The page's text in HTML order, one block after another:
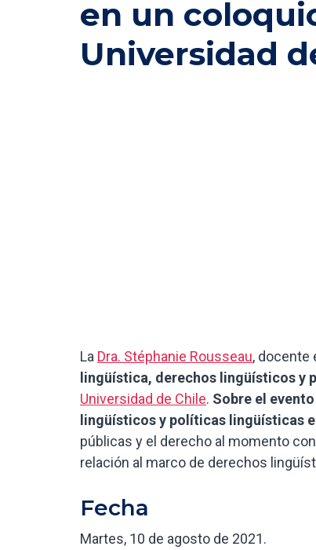
en un
Universidad
La Dra. Stéphanie Rousseau, docente
lingüística, derechos lingüísticos y
Universidad de Chile. Sobre el evento
lingüísticos y políticas lingüísticas
públicas y el derecho al momento
relación al marco de derechos
Fecha
Martes, 10 de agosto de 2021.